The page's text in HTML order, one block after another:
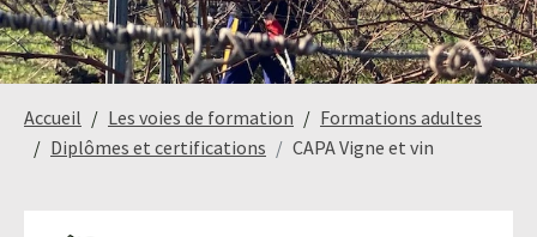
jardins
Accueil Les voies de formation
Formations adultes
Diplômes et certifications
CAPA Vigne et vin